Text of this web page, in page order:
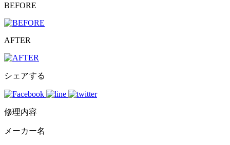
BEFORE
AFTER
シェアする
修理内容
メーカー名